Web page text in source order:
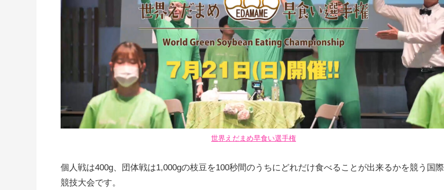
世界えだまめ早食い選手権
個人戦は400g、団体戦は1,000gの枝豆を100秒間のうちにどれだけ食べることが出来るかを競う国際
競技大会です。